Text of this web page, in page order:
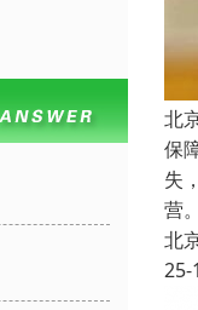
北
保
失
营
北
25-